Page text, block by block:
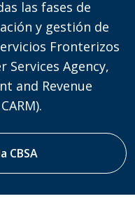
las fases de
y gestión de
Fronterizos
Services Agency,
and Revenue
CBSA